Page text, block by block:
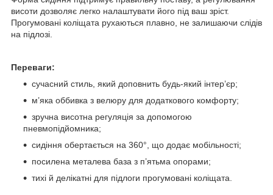
висоти дозволяє легко налаштувати його під ваш зріст.
Прогумовані коліщата рухаються плавно, не залишаючи слідів
на підлозі.
Переваги:
сучасний стиль, який доповнить будь-який інтер’єр;
м’яка оббивка з велюру для додаткового комфорту;
зручна висотна регуляція за допомогою
пневмопідйомника;
сидіння обертається на 360°, що додає мобільності;
посилена металева база з п’ятьма опорами;
тихі й делікатні для підлоги прогумовані коліщата.